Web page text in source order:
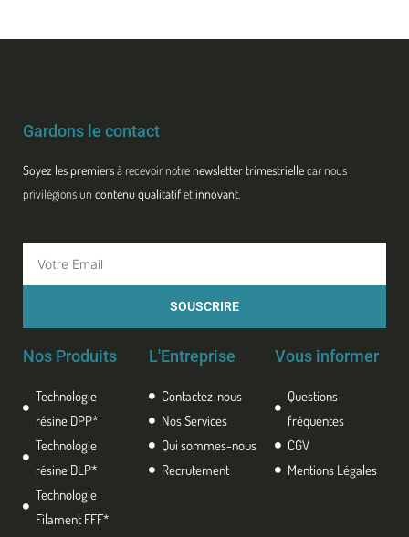
Gardons le contact
Soyez les premiersà recevoir notrenewsletter trimestriellecar nous
privilégions un contenu qualitatifetinnovant
SOUSCRIRE
Nos Produits
Technologie
résine DPP*
Technologie
résine DLP*
Technologie
Filament FFF*
L'Entreprise
Contactez-nous
Nos Services
Qui sommes-nous
Recrutement
Vous informer
Questions
fréquentes
CGV
Mentions Légales